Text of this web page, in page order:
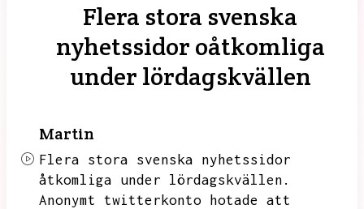
Flera stora svenska
nyhetssidor oåtkomliga
under lördagskvällen
Martin
Flera stora svenska nyhetssidor
åtkomliga under lördagskvällen.
Anonymt twitterkonto hotade att